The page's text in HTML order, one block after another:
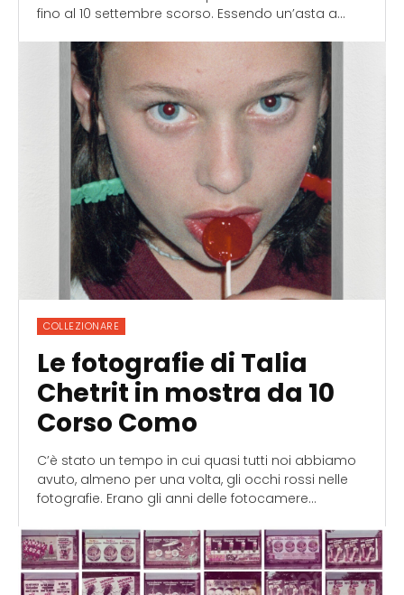
fino al 10 settembre scorso. Essendo un’asta a...
COLLEZIONARE
Le fotografie di Talia
Chetrit in mostra da 10
Corso Como
C’è stato un tempo in cui quasi tutti noi abbiamo
avuto, almeno per una volta, gli occhi rossi nelle
fotografie. Erano gli anni delle fotocamere...